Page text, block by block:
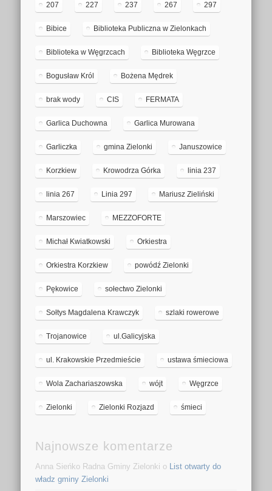
207 227 237 267 297
Bibice Biblioteka Publiczna w Zielonkach
Biblioteka w Węgrzcach Biblioteka Węgrzce
Bogusław Król Bożena Mędrek
brak wody CIS FERMATA
Garlica Duchowna Garlica Murowana
Garliczka gmina Zielonki Januszowice
Korzkiew Krowodrza Górka linia 237
linia 267 Linia 297 Mariusz Zieliński
Marszowiec MEZZOFORTE
Michał Kwiatkowski Orkiestra
Orkiestra Korzkiew powódź Zielonki
Pękowice sołectwo Zielonki
Sołtys Magdalena Krawczyk szlaki rowerowe
Trojanowice ul.Galicyjska
ul. Krakowskie Przedmieście ustawa śmieciowa
Wola Zachariaszowska wójt Węgrzce
Zielonki Zielonki Rozjazd śmieci
Najnowsze komentarze
Anna Sieńko Radna Gminy Zielonki o List otwarty do
władz gminy Zielonki